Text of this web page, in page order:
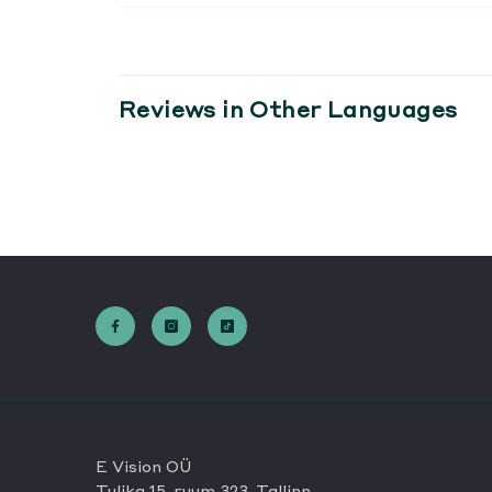
Reviews in Other Languages
E Vision OÜ